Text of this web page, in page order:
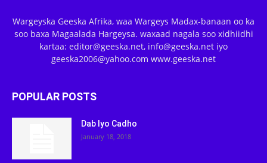
Wargeyska Geeska Afrika, waa Wargeys Madax-banaan oo ka
soo baxa Magaalada Hargeysa. waxaad nagala soo xidhiidhi
kartaa: editor@geeska.net, info@geeska.net iyo
geeska2006@yahoo.com www.geeska.net
POPULAR POSTS
Dab Iyo Cadho
January 18, 2018